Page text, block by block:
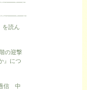
を読ん
の迎撃
』につ
信 中